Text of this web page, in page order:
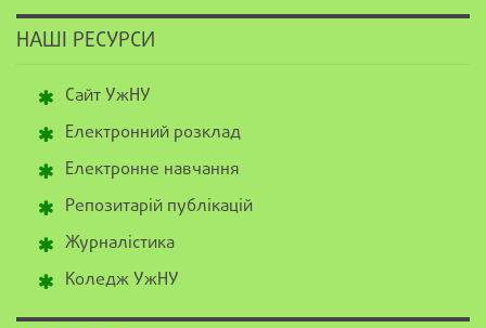
НАШІ РЕСУРСИ
Сайт УжНУ
Електронний розклад
Електронне навчання
Репозитарій публікацій
Журналістика
Коледж УжНУ